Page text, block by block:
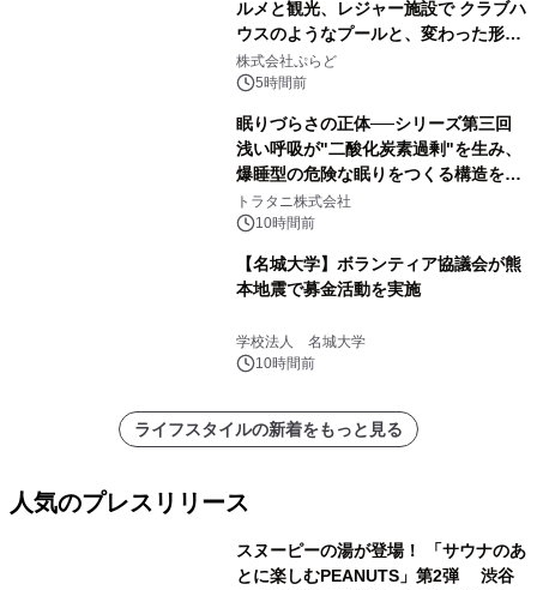
ルメと観光、レジャー施設で クラブハ
ウスのようなプールと、変わった形の
サウナも 「THE BOXY AWAJI」のお
得な素泊まり連泊プランで
株式会社ぷらど
5時間前
眠りづらさの正体──シリーズ第三回
浅い呼吸が"二酸化炭素過剰"を生み、
爆睡型の危険な眠りをつくる構造を解
説
トラタニ株式会社
10時間前
【名城大学】ボランティア協議会が熊
本地震で募金活動を実施
学校法人 名城大学
10時間前
ライフスタイルの新着をもっと見る
人気のプレスリリース
スヌーピーの湯が登場！ 「サウナのあ
とに楽しむPEANUTS」第2弾 渋谷